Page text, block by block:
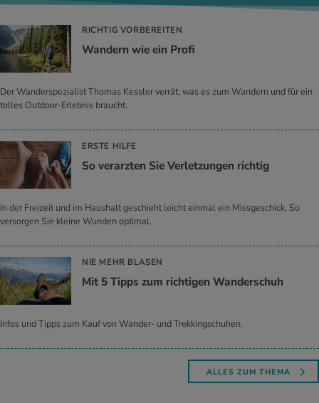
RICHTIG VORBEREITEN
Wan­dern wie ein Profi
Der Wanderspezialist Thomas Kessler verrät, was es zum Wandern und für ein
tolles Outdoor-Erlebnis braucht.
ERSTE HILFE
So ver­arz­ten Sie Ver­let­zun­gen rich­tig
In der Freizeit und im Haushalt geschieht leicht einmal ein Missgeschick. So
versorgen Sie kleine Wunden optimal.
NIE MEHR BLASEN
Mit 5 Tipps zum rich­ti­gen Wan­der­schuh
Infos und Tipps zum Kauf von Wander- und Trekkingschuhen.
ALLES ZUM THEMA